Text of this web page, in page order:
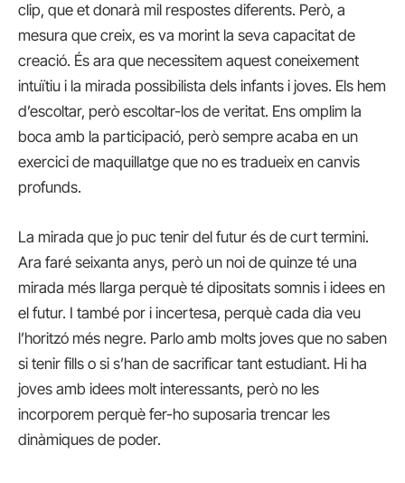
clip, que et donarà mil respostes diferents. Però, a
mesura que creix, es va morint la seva capacitat de
creació. És ara que necessitem aquest coneixement
intuïtiu i la mirada possibilista dels infants i joves. Els hem
d’escoltar, però escoltar-los de veritat. Ens omplim la
boca amb la participació, però sempre acaba en un
exercici de maquillatge que no es tradueix en canvis
profunds.
La mirada que jo puc tenir del futur és de curt termini.
Ara faré seixanta anys, però un noi de quinze té una
mirada més llarga perquè té dipositats somnis i idees en
el futur. I també por i incertesa, perquè cada dia veu
l’horitzó més negre. Parlo amb molts joves que no saben
si tenir fills o si s’han de sacrificar tant estudiant. Hi ha
joves amb idees molt interessants, però no les
incorporem perquè fer-ho suposaria trencar les
dinàmiques de poder.